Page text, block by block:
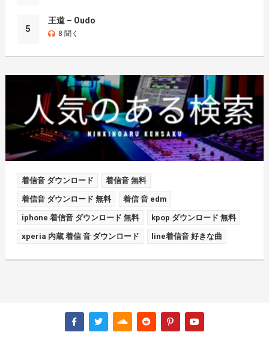
5
王道 – Oudo
8 聞く
着信音 ダウンロード 着信音 無料
着信音 ダウンロード 無料 着信 音 edm
iphone 着信音 ダウンロード 無料 kpop ダウンロード 無料
xperia 内蔵 着信 音 ダウンロード line着信音 好きな曲